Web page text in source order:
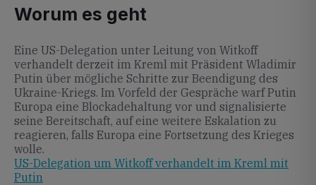
Worum es geht
Eine US-Delegation unter Leitung von Witkoff
verhandelt derzeit im Kreml mit Präsident Wladimir
Putin über mögliche Schritte zur Beendigung des
Ukraine-Kriegs. Im Vorfeld der Gespräche warf Putin
Europa eine Blockadehaltung vor und signalisierte
seine Bereitschaft, auf eine weitere Eskalation zu
reagieren, falls Europa eine Fortsetzung des Krieges
wolle.
US-Delegation um Witkoff verhandelt im Kreml mit
Putin